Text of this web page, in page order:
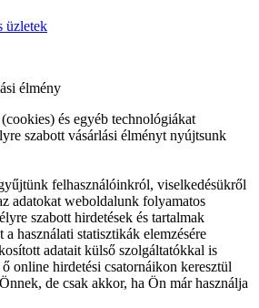
üzletek
élmény
és egyéb technológiákat
szabott vásárlási élményt nyújtsunk
felhasználóinkról, viselkedésükről
adatokat weboldalunk folyamatos
szabott hirdetések és tartalmak
használati statisztikák elemzésére
adatait külső szolgáltatókkal is
online hirdetési csatornáikon keresztül
de csak akkor, ha Ön már használja